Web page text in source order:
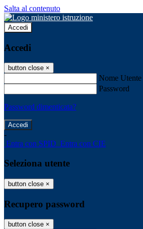
Salta al contenuto
Accedi
Accedi
button close ×
Nome Utente
Password
Password dimenticata?
-
Entra con SPID Entra con CIE
Seleziona utente
button close ×
Recupero password
button close ×